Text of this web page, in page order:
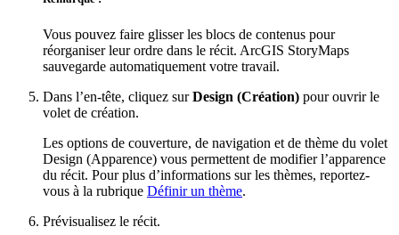
Vous pouvez faire glisser les blocs de contenus pour
réorganiser leur ordre dans le récit. ArcGIS StoryMaps
sauvegarde automatiquement votre travail.
Dans l’en-tête, cliquez surDesign (Création) pour ouvrir le
volet de création.
Les options de couverture, de navigation et de thème du volet
Design (Apparence) vous permettent de modifier l’apparence
du récit. Pour plus d’informations sur les thèmes, reportez-
vous à la rubrique Définir un thème.
Prévisualisez le récit.